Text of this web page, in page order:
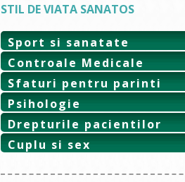
STIL DE VIATA SANATOS
Sport si sanatate
Controale Medicale
Sfaturi pentru parinti
Psihologie
Drepturile pacientilor
Cuplu si sex